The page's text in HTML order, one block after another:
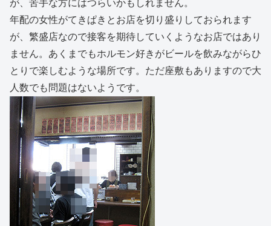
が、苦手な方にはつらいかもしれません。
年配の女性がてきぱきとお店を切り盛りしておられます
が、繁盛店なので接客を期待していくようなお店ではあり
ません。あくまでもホルモン好きがビールを飲みながらひ
とりで楽しむような場所です。ただ座敷もありますので大
人数でも問題はないようです。